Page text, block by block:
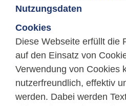
Nutzungsdaten
Cookies
Diese Webseite erfüllt die
auf den Einsatz von
Verwendung von Cookies
nutzerfreundlich, effektiv
werden. Dabei werden